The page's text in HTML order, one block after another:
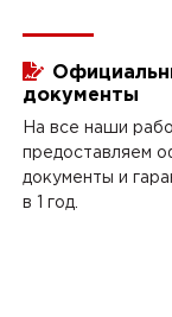
документы
На все наши
предоставляем
документы и
в 1 год.